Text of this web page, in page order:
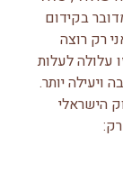
בקידום
רק רוצה
עלולה לעלות
ויעילה יותר.
הישראלי